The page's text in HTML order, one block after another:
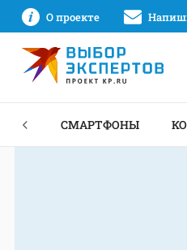
О проекте
СМАРТФОНЫ